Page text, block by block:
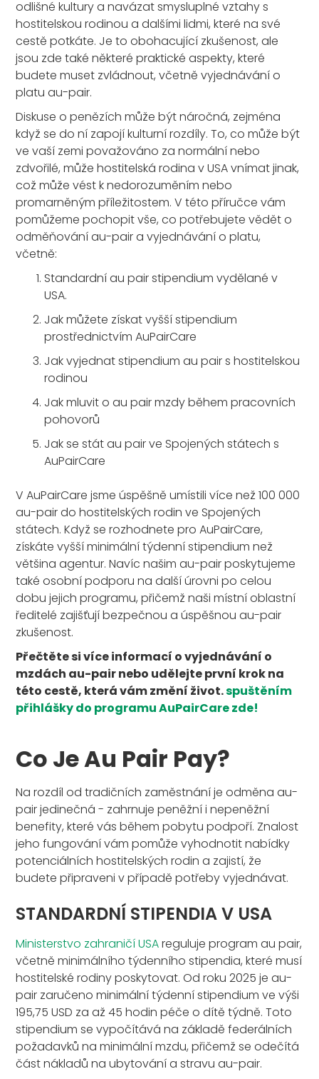
odlišné kultury a navázat smysluplné vztahy s
hostitelskou rodinou a dalšími lidmi, které na své
cestě potkáte. Je to obohacující zkušenost, ale
jsou zde také některé praktické aspekty, které
budete muset zvládnout, včetně vyjednávání o
platu au-pair.
Diskuse o penězích může být náročná, zejména
když se do ní zapojí kulturní rozdíly. To, co může být
ve vaší zemi považováno za normální nebo
zdvořilé, může hostitelská rodina v USA vnímat jinak,
což může vést k nedorozuměním nebo
promarněným příležitostem. V této příručce vám
pomůžeme pochopit vše, co potřebujete vědět o
odměňování au-pair a vyjednávání o platu,
včetně:
Standardní au pair stipendium vydělané v
USA.
Jak můžete získat vyšší stipendium
prostřednictvím AuPairCare
Jak vyjednat stipendium au pair s hostitelskou
rodinou
Jak mluvit o au pair mzdy během pracovních
pohovorů
Jak se stát au pair ve Spojených státech s
AuPairCare
V AuPairCare jsme úspěšně umístili více než 100 000
au-pair do hostitelských rodin ve Spojených
státech. Když se rozhodnete pro AuPairCare,
získáte vyšší minimální týdenní stipendium než
většina agentur. Navíc našim au-pair poskytujeme
také osobní podporu na další úrovni po celou
dobu jejich programu, přičemž naši místní oblastní
ředitelé zajišťují bezpečnou a úspěšnou au-pair
zkušenost.
Přečtěte si více informací o vyjednávání o
mzdách au-pair nebo udělejte první krok na
této cestě, která vám změní život.spuštěním
přihlášky do programu AuPairCare zde!
Co Je Au Pair Pay?
Na rozdíl od tradičních zaměstnání je odměna au-
pair jedinečná - zahrnuje peněžní i nepeněžní
benefity, které vás během pobytu podpoří. Znalost
jeho fungování vám pomůže vyhodnotit nabídky
potenciálních hostitelských rodin a zajistí, že
budete připraveni v případě potřeby vyjednávat.
STANDARDNÍ STIPENDIA V USA
Ministerstvo zahraničí USAreguluje program au pair,
včetně minimálního týdenního stipendia, které musí
hostitelské rodiny poskytovat. Od roku 2025 je au-
pair zaručeno minimální týdenní stipendium ve výši
195,75 USD za až 45 hodin péče o dítě týdně. Toto
stipendium se vypočítává na základě federálních
požadavků na minimální mzdu, přičemž se odečítá
část nákladů na ubytování a stravu au-pair.